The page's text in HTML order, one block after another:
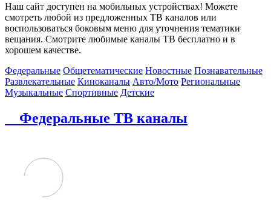
Наш сайт доступен на мобильных устройствах! Можете
смотреть любой из предложенных ТВ каналов или
воспользоваться боковым меню для уточнения тематики
вещания. Смотрите любимые каналы ТВ бесплатно и в
хорошем качестве.
Федеральные Общетематические Новостные Познавательные
Развлекательные Киноканалы Авто/Мото Региональные
Музыкальные Спортивные Детские
Федеральные ТВ каналы